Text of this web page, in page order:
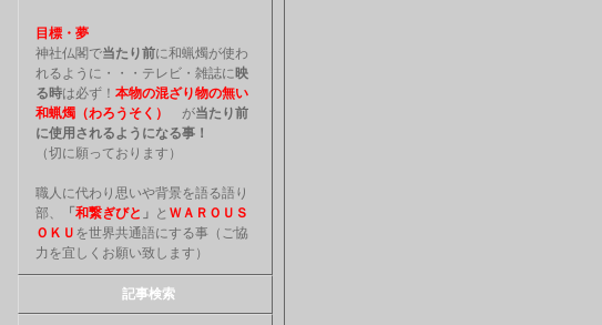
目標・夢
神社仏閣で当たり前に和蝋燭が使わ
れるように・・・テレビ・雑誌に映
る時は必ず！ 本物の混ざり物の無い
和蝋燭（わろうそく）
が当たり前
に使用されるようになる事！
（切に願っております）
職人に代わり思いや背景を語る語り
部、
「 和繋ぎびと 」 と ＷＡＲＯＵＳ
ＯＫＵ を世界共通語にする事（ご協
力を宜しくお願い致します）
記事検索